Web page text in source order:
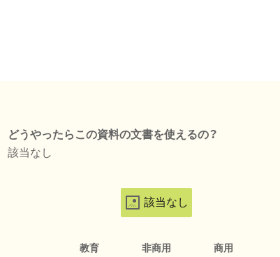
どうやったらこの資料の文書を使えるの？
該当なし
該当なし
教育 非商用 商用